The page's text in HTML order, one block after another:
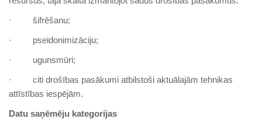
· šifrēšanu;
· pseidonimizāciju;
· ugunsmūri;
· citi drošības pasākumi atbilstoši aktuālajām tehnikas
attīstības iespējām.
Datu saņēmēju kategorijas